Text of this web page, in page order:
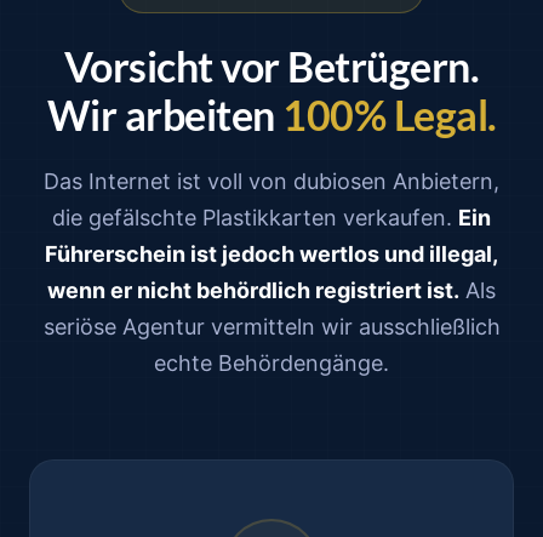
Vorsicht vor Betrügern.
Wir arbeiten 100% Legal.
Das Internet ist voll von dubiosen Anbietern,
die gefälschte Plastikkarten verkaufen. Ein
Führerschein ist jedoch wertlos und illegal,
wenn er nicht behördlich registriert ist. Als
seriöse Agentur vermitteln wir ausschließlich
echte Behördengänge.